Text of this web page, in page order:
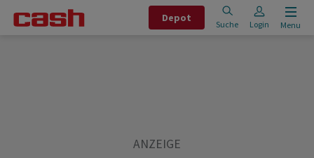
Depot
Suche Login Menu